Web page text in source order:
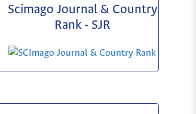
Scimago Journal & Country
Rank - SJR